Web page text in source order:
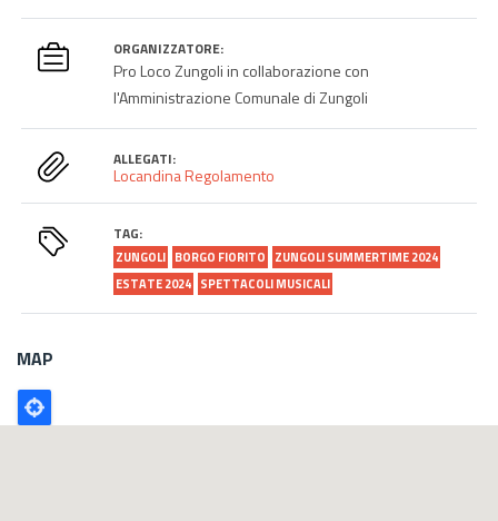
ORGANIZZATORE:
Pro Loco Zungoli in collaborazione con
l'Amministrazione Comunale di Zungoli
ALLEGATI:
LocandinaRegolamento
TAG:
ZUNGOLI BORGO FIORITO
ZUNGOLI SUMMERTIME 2024
ESTATE 2024 SPETTACOLI MUSICALI
MAP
Poligono
GEO